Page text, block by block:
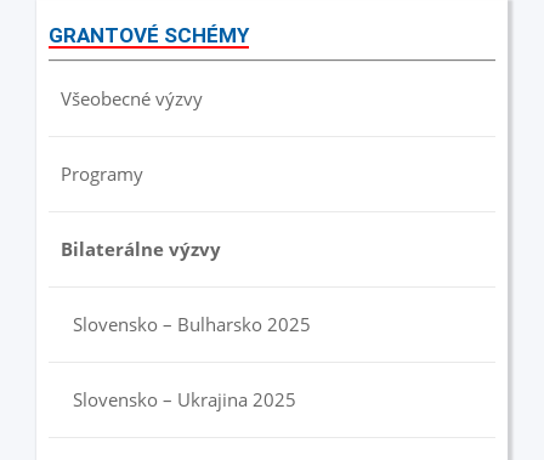
GRANTOVÉ SCHÉMY
Všeobecné výzvy
Programy
Bilaterálne výzvy
Slovensko – Bulharsko 2025
Slovensko – Ukrajina 2025